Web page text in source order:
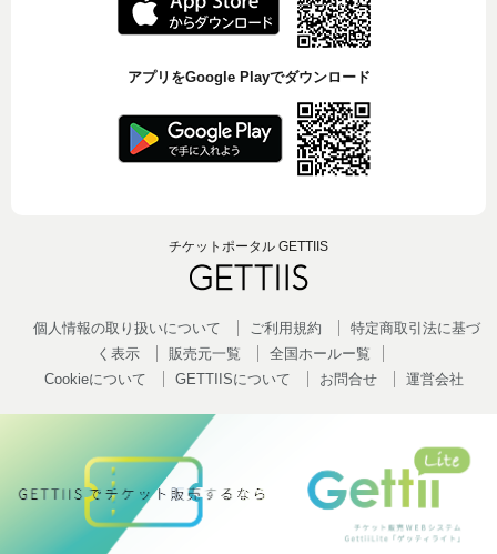
アプリをGoogle Playでダウンロード
チケットポータル GETTIIS
個人情報の取り扱いについて ご利用規約
特定商取引法に基づ
く表示
販売元一覧
全国ホールー覧
Cookieについて
GETTIISについて お問合せ 運営会社